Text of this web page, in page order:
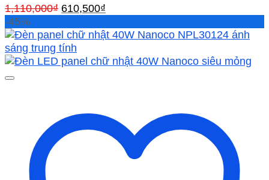
1,110,000₫ Giá
là:
1,110,000₫.
610,500₫
tại
610,500₫.
-45%